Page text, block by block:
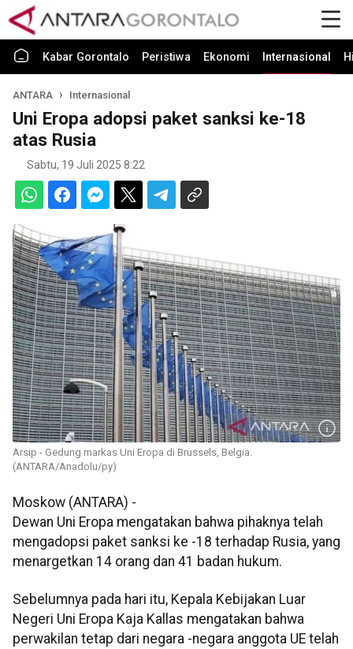
Kabar Gorontalo Peristiwa Ekonomi Internasional
ANTARA Internasional
Uni Eropa adopsi paket sanksi ke-18
atas Rusia
Sabtu, 19 Juli 2025 8:22
Arsip - Gedung markas Uni Eropa di Brussels, Belgia.
(ANTARA/Anadolu/py)
Moskow (ANTARA) -
Dewan Uni Eropa mengatakan bahwa pihaknya telah
mengadopsi paket sanksi ke -18 terhadap Rusia, yang
menargetkan 14 orang dan 41 badan hukum.
Sebelumnya pada hari itu, Kepala Kebijakan Luar
Negeri Uni Eropa Kaja Kallas mengatakan bahwa
perwakilan tetap dari negara -negara anggota UE telah